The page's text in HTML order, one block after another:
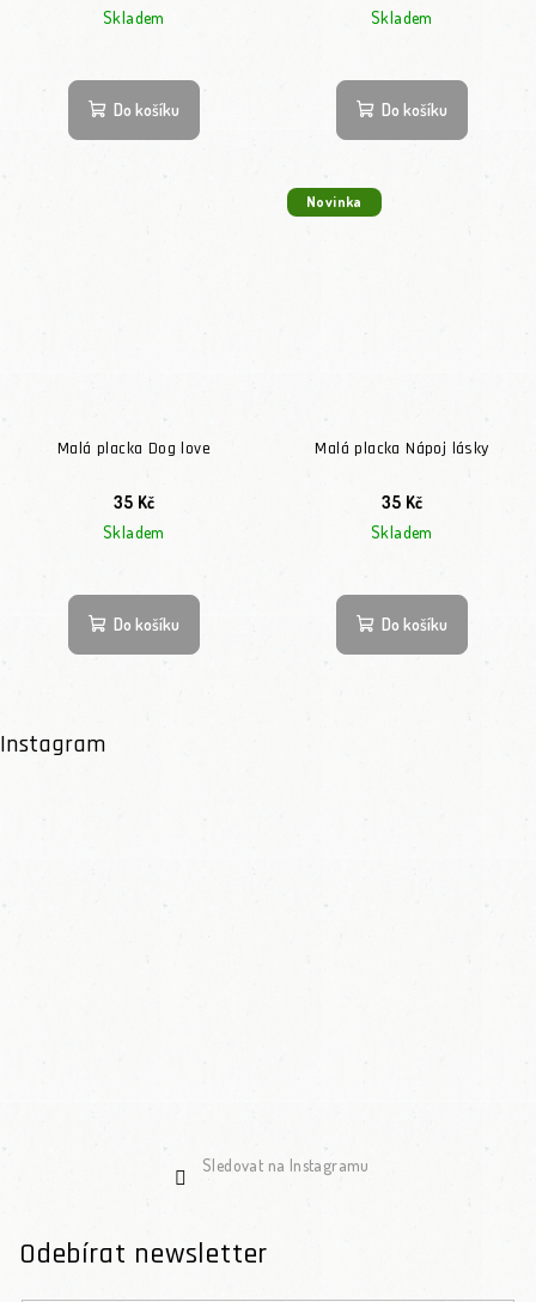
Skladem
Do košíku
Skladem
Do košíku
Malá placka Dog love
35 Kč
Skladem
Do košíku
Novinka
Malá placka Nápoj lásky
35 Kč
Skladem
Do košíku
Instagram
Sledovat na Instagramu
Odebírat newsletter